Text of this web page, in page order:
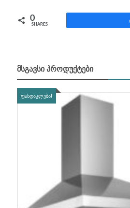
0
SHARES
ᲛᲡᲒᲐᲕᲡᲘ ᲞᲠᲝᲓᲣᲥᲢᲔᲑᲘ
ᲤᲐᲡᲓᲐᲙᲚᲔᲑᲐ!